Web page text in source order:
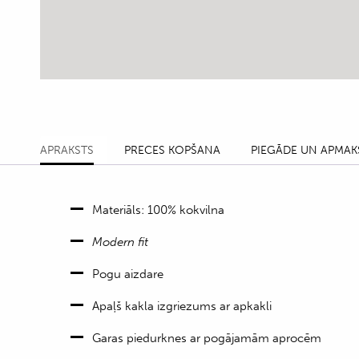
APRAKSTS PRECES KOPŠANA PIEGĀDE UN
Materiāls: 100% kokvilna
Modern fit
Pogu aizdare
Apaļš kakla izgriezums ar apkakli
Garas piedurknes ar pogājamām aprocēm